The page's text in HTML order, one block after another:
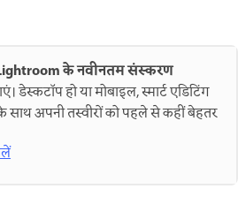
के नवीनतम संस्करण
डेस्कटॉप हो या मोबाइल, स्मार्ट एडिटिंग
साथ अपनी तस्वीरों को पहले से कहीं बेहतर